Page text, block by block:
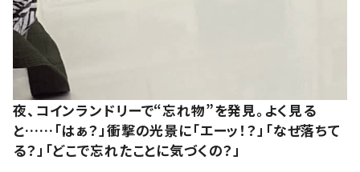
夜、コインランドリーで“忘れ物”を発見。よく見る
と……「はぁ？」衝撃の光景に「エーッ！？」「なぜ落ちて
る？」「どこで忘れたことに気づくの？」